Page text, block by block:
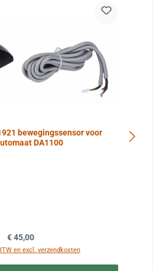
bewegingssensor voor
DA1100
Normale prijs:
€ 45,00
en excl. verzendkosten